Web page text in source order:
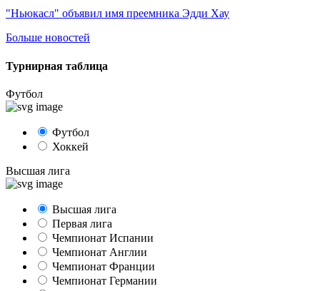
"Ньюкасл" объявил имя преемника Эдди Хау
Больше новостей
Турнирная таблица
Футбол
Футбол
Хоккей
Высшая лига
Высшая лига
Первая лига
Чемпионат Испании
Чемпионат Англии
Чемпионат Франции
Чемпионат Германии